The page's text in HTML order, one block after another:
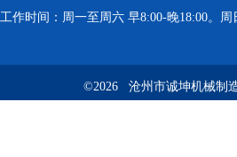
工作时间：周一至周六 早8:00-晚18:00。周
©2026 沧州市诚坤机械制